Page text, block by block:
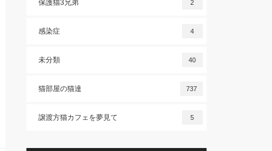
保護猫3兄弟 2
感染症 4
未分類 40
猫部屋の猫達 737
譲渡方猫カフェを夢見て 5